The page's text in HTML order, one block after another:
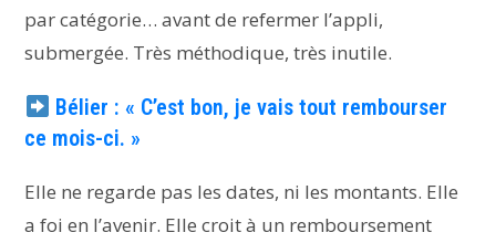
par catégorie… avant de refermer l’appli,
submergée. Très méthodique, très inutile.
Bélier : « C’est bon, je vais tout rembourser
ce mois-ci. »
Elle ne regarde pas les dates, ni les montants. Elle
a foi en l’avenir. Elle croit à un remboursement